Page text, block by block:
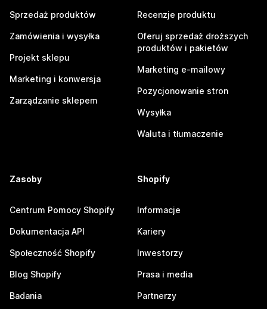
Sprzedaż produktów
Zamówienia i wysyłka
Projekt sklepu
Marketing i konwersja
Zarządzanie sklepem
Recenzje produktu
Oferuj sprzedaż droższych
produktów i pakietów
Marketing e-mailowy
Pozycjonowanie stron
Wysyłka
Waluta i tłumaczenie
Zasoby
Centrum Pomocy Shopify
Dokumentacja API
Społeczność Shopify
Blog Shopify
Badania
Shopify
Informacje
Kariery
Inwestorzy
Prasa i media
Partnerzy